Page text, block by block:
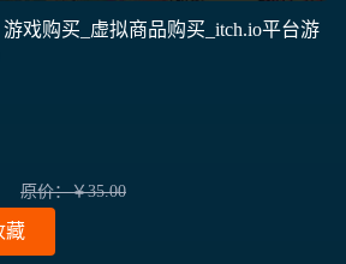
戏购买_虚拟商品购买_itch.io平台游
原价：￥35.00
藏